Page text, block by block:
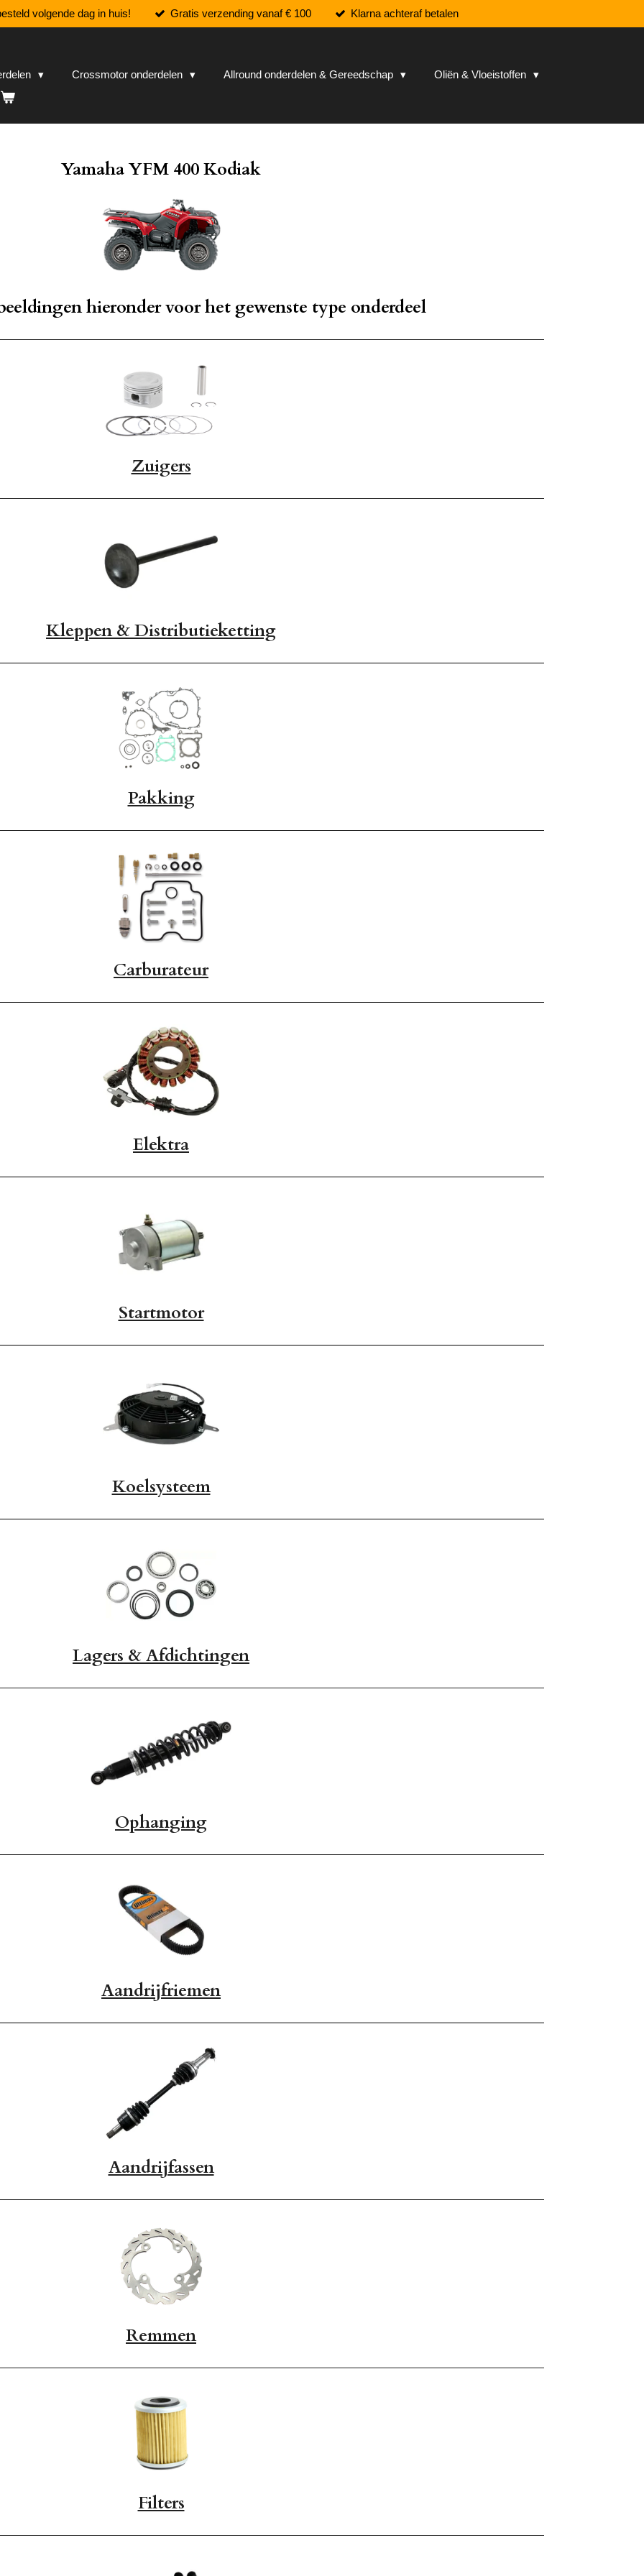
volgende dag in huis! Gratis verzending vanaf € 100 Klarna achteraf betalen
Crossmotor onderdelen Allround onderdelen & Gereedschap Oliën & Vloeistoffen
Yamaha YFM 400 Kodiak
hieronder voor het gewenste type onderdeel
Zuigers
Kleppen & Distributieketting
Pakking
Carburateur
Elektra
Startmotor
Koelsysteem
Lagers & Afdichtingen
Ophanging
Aandrijfriemen
Aandrijfassen
Remmen
Filters